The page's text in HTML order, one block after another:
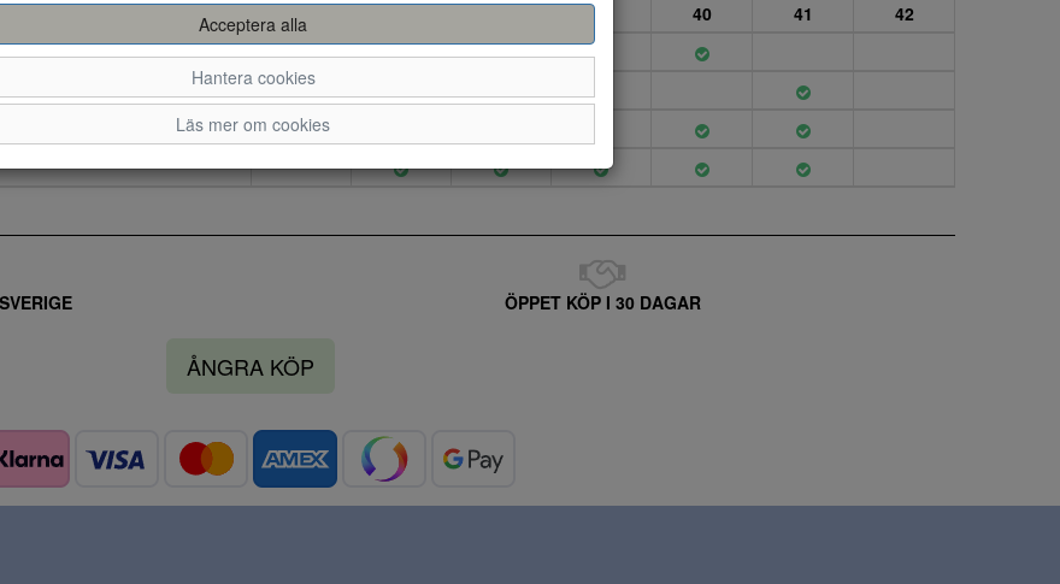
36 39 40 41
42
ÖPPET KÖP I 30 DAGAR
ÅNGRA KÖP
Acceptera alla
Hantera cookies
Läs mer om cookies